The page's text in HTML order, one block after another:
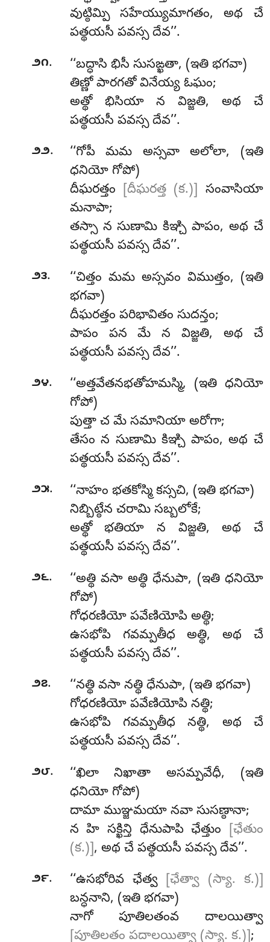
వుట్ఠిమ్పి సహేయ్యుమాగతం, అథ చే
పత్థయసీ పవస్స దేవ’’.
౨౧.
‘‘బద్ధాసి భిసీ సుసఙ్ఖతా, (ఇతి భగవా)
తిణ్ణో పారగతో వినేయ్య ఓఘం;
అత్థో భిసియా న విజ్జతి, అథ చే
పత్థయసీ పవస్స దేవ’’.
౨౨. ‘‘గోపీమమ అస్సవా అలోలా, (ఇతి
ధనియో గోపో)
దీఘరత్తం
[దీఘరత్త (క.)]
సంవాసియా
మనాపా;
తస్సా న సుణామి కిఞ్చి పాపం, అథ చే
పత్థయసీ పవస్స దేవ’’.
౨౩.
‘‘చిత్తం మమ అస్సవం విముత్తం, (ఇతి
భగవా)
దీఘరత్తం పరిభావితం సుదన్తం;
పాపం పన మే న విజ్జతి, అథ చే
పత్థయసీ పవస్స దేవ’’.
౨౪. ‘‘అత్తవేతనభతోహమస్మి, (ఇతి ధనియో
గోపో)
పుత్తా చ మే సమానియా అరోగా;
తేసం న సుణామి కిఞ్చి పాపం, అథ చే
పత్థయసీ పవస్స దేవ’’.
౨౫.
‘‘నాహం భతకోస్మి కస్సచి, (ఇతి భగవా)
నిబ్బిట్ఠేన చరామి సబ్బలోకే;
అత్థో భతియా న విజ్జతి, అథ చే
పత్థయసీ పవస్స దేవ’’.
౨౬.
‘‘అత్థి వసా అత్థి ధేనుపా, (ఇతి ధనియో
గోపో)
గోధరణియో పవేణియోపి అత్థి;
ఉసభోపి గవమ్పతీధ అత్థి, అథ చే
పత్థయసీ పవస్స దేవ’’.
౨౭. ‘‘నత్థి వసా నత్థి ధేనుపా, (ఇతి భగవా)
గోధరణియో పవేణియోపి నత్థి;
ఉసభోపిగవమ్పతీధ నత్థి, అథ చే
పత్థయసీ పవస్స దేవ’’.
౨౮.
‘‘ఖిలా నిఖాతా అసమ్పవేధీ, (ఇతి
ధనియో గోపో)
దామా ముఞ్జమయా నవా సుసణ్ఠానా;
న హి సక్ఖిన్తి ధేనుపాపి ఛేత్తుం
[ఛేతుం
(క.)], అథ చే పత్థయసీ పవస్స దేవ’’.
౨౯. ‘‘ఉసభోరివ ఛేత్వ
[ఛేత్వా (స్యా. క.)]
బన్ధనాని, (ఇతి భగవా)
నాగో పూతిలతంవ దాలయిత్వా
[పూతిలతం పదాలయిత్వా (స్యా. క.)] ;